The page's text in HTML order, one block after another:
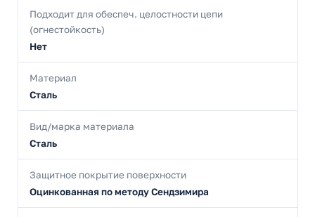
Подходит для обеспеч. целостности цепи
(огнестойкость)
Нет
Материал
Сталь
Вид/марка материала
Сталь
Защитное покрытие поверхности
Оцинкованная по методу Сендзимира